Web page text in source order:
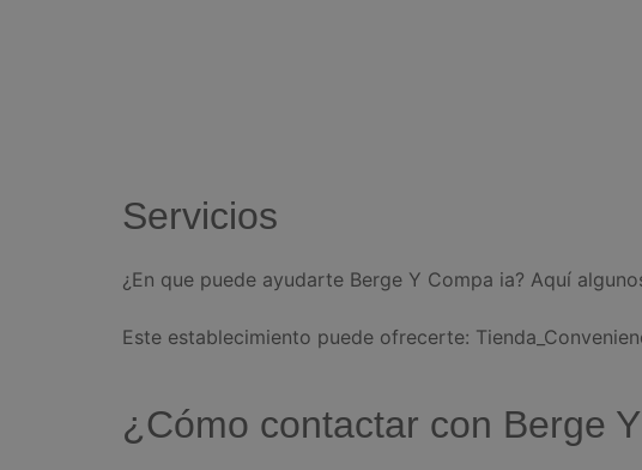
Servicios
¿En que puede ayudarte Berge Y Compa ia? Aquí
Este establecimiento puede ofrecerte:
¿Cómo contactar con Berge